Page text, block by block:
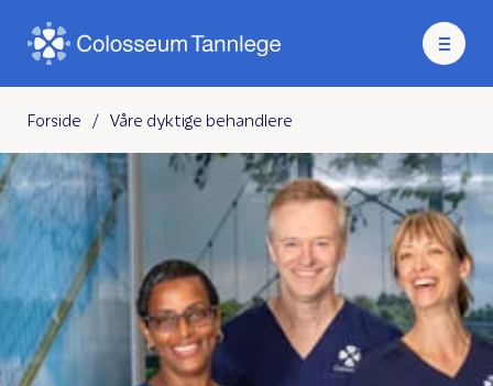
Forside / Våre dyktige behandlere